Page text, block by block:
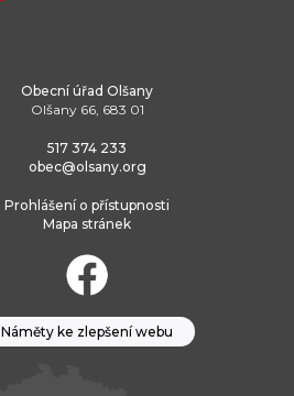
Obecní úřad Olšany
Olšany 66, 683 01
517 374 233
obec@olsany.org
Prohlášení o přístupnosti
Mapa stránek
Náměty ke zlepšení webu